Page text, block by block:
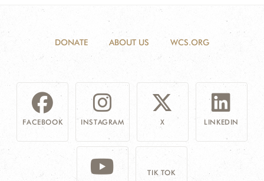
DONATE ABOUT US WCS.ORG
FACEBOOK INSTAGRAM X LINKEDIN
TIK TOK